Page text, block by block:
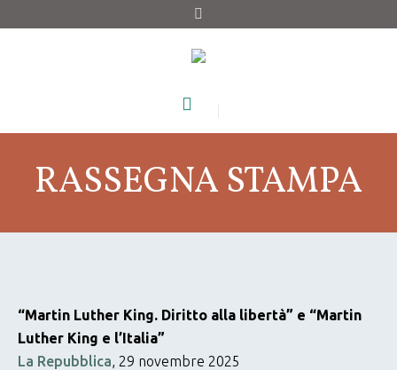
RASSEGNA STAMPA
“Martin Luther King. Diritto alla libertà” e “Martin
Luther King e l’Italia”
La Repubblica, 29 novembre 2025